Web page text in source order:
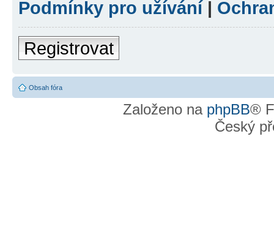
Podmínky pro užívání|
Registrovat
Obsah fóra
Založeno na phpBB®
Český